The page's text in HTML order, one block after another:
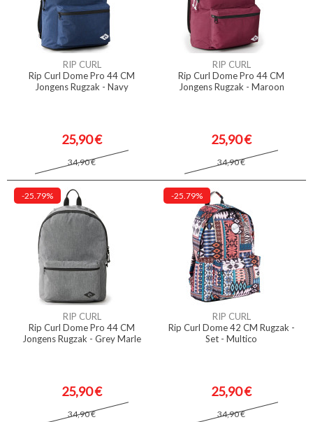
RIP CURL
Rip Curl Dome Pro 44 CM
Jongens Rugzak - Navy
25,90 €
34,90 €
RIP CURL
Rip Curl Dome Pro 44 CM
Jongens Rugzak - Maroon
25,90 €
34,90 €
-25.79%
RIP CURL
Rip Curl Dome Pro 44 CM
Jongens Rugzak - Grey Marle
25,90 €
34,90 €
-25.79%
RIP CURL
Rip Curl Dome 42 CM Rugzak -
Set - Multico
25,90 €
34,90 €